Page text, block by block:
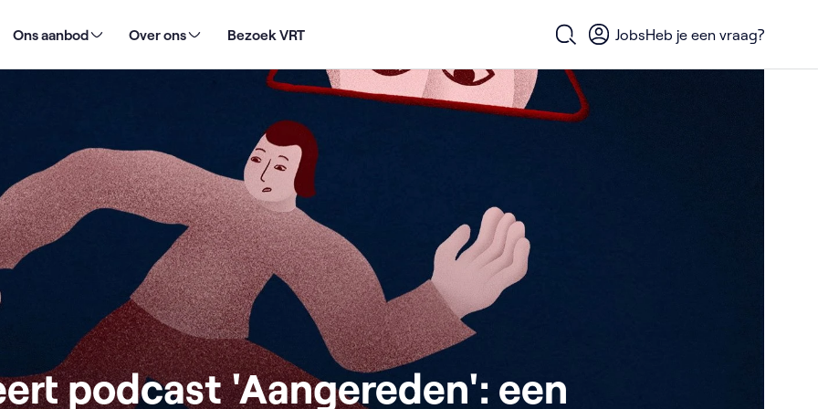
Ons aanbod Over ons Bezoek VRT
Open zoekformulier
JobsHeb je een vraag?
'Aangereden': een zoektocht naar woorden na verkeersongevallen
podcast 'Aangereden': een